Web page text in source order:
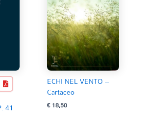
41
ECHI NEL VENTO –
Cartaceo
€18,50